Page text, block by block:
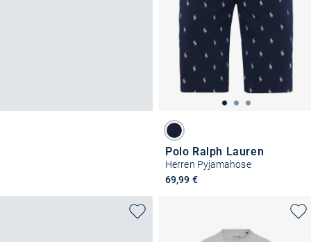
Polo Ralph Lauren
Herren Pyjamahose
69,99 €